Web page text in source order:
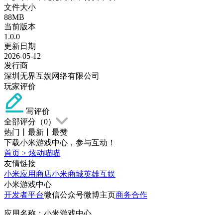
文件大小
88MB
当前版本
1.0.0
更新日期
2026-05-12
发行商
深圳无界互娱网络有限公司
玩家评价
写评价
全部评分（0）
热门
最新
最赞
下载小米游戏中心，参与互动！
首页 > 炫动喵喵
友情链接
小米应用商店小米商城英雄互娱
小米游戏中心
开发者平台微信公众号微博主页商务合作
应用名称：小米游戏中心